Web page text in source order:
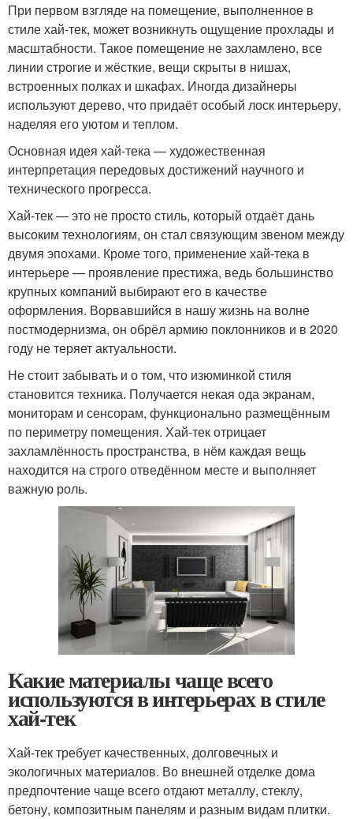
При первом взгляде на помещение, выполненное в
стиле хай-тек, может возникнуть ощущение прохлады и
масштабности. Такое помещение не захламлено, все
линии строгие и жёсткие, вещи скрыты в нишах,
встроенных полках и шкафах. Иногда дизайнеры
используют дерево, что придаёт особый лоск интерьеру,
наделяя его уютом и теплом.
Основная идея хай-тека — художественная
интерпретация передовых достижений научного и
технического прогресса.
Хай-тек — это не просто стиль, который отдаёт дань
высоким технологиям, он стал связующим звеном между
двумя эпохами. Кроме того, применение хай-тека в
интерьере — проявление престижа, ведь большинство
крупных компаний выбирают его в качестве
оформления. Ворвавшийся в нашу жизнь на волне
постмодернизма, он обрёл армию поклонников и в 2020
году не теряет актуальности.
Не стоит забывать и о том, что изюминкой стиля
становится техника. Получается некая ода экранам,
мониторам и сенсорам, функционально размещённым
по периметру помещения. Хай-тек отрицает
захламлённость пространства, в нём каждая вещь
находится на строго отведённом месте и выполняет
важную роль.
Какие материалы чаще всего
используются в интерьерах в стиле
хай-тек
Хай-тек требует качественных, долговечных и
экологичных материалов. Во внешней отделке дома
предпочтение чаще всего отдают металлу, стеклу,
бетону, композитным панелям и разным видам плитки.